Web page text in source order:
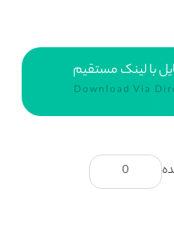
با لینک مستقیم
Download Via
0